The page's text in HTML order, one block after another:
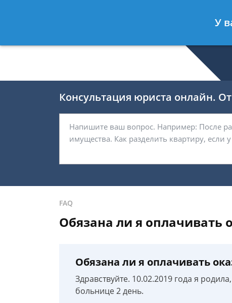
- Юрист по
Консультация юриста онлайн.
FAQ
Обязана ли я оплачивать
Обязана ли я оплачивать
Здравствуйте. 10.02.2019 года я
больнице 2 день.
У